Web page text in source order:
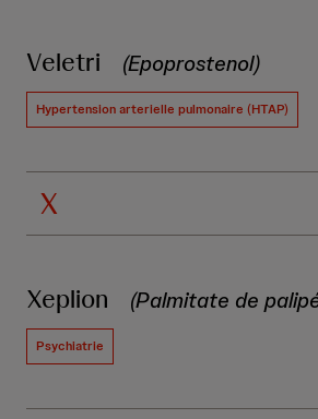
Veletri (Epoprostenol)
Hypertension arterielle pulmonaire (HTAP)
X
Xeplion (Palmitate de
Psychiatrie